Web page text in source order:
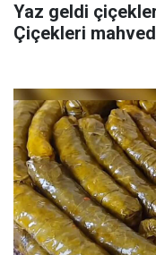
Yaz geldi
Çiçekleri